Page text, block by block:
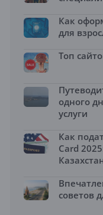
Как
для
Топ
одного
услуги
Как
Card
советов